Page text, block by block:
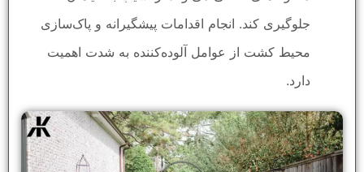
جلوگیری کند. انجام اقدامات پیشگیرانه و پاک‌سازی
محیط کشت از عوامل آلوده‌کننده به شدت اهمیت
دارد.